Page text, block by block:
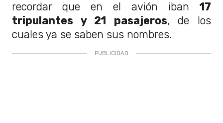
recordar que en el avión iban17
tripulantes y 21 pasajeros, de los
cuales ya se saben sus nombres.